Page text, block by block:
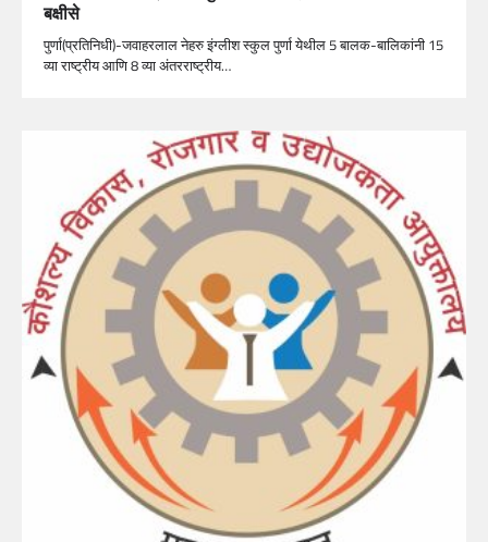
बक्षीसे
पुर्णा(प्रतिनिधी)-जवाहरलाल नेहरु इंग्लीश स्कुल पुर्णा येथील 5 बालक-बालिकांनी 15
व्या राष्ट्रीय आणि 8 व्या अंतरराष्ट्रीय…